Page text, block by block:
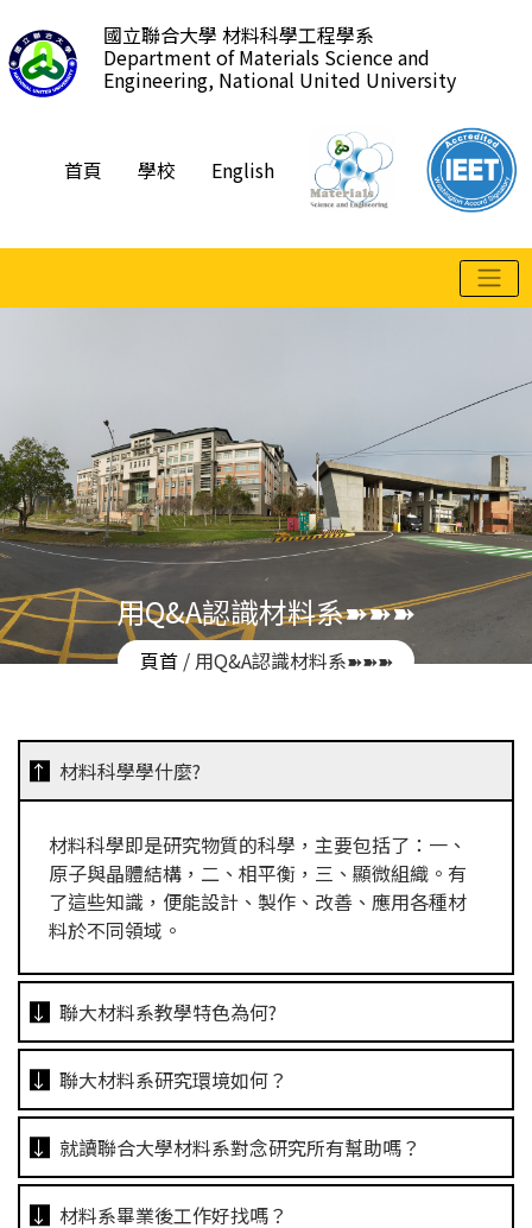
到
主
要
國立聯合大學 材料科學工程學系
Department of Materials Science and
Engineering, National United University
首頁 學校 English
用Q&A認識材料系➽➽➽
頁首/ 用Q&A認識材料系➽➽➽
材料科學學什麼?
材料科學即是研究物質的科學，主要包括了：一、
原子與晶體結構，二、相平衡，三、顯微組織。有
了這些知識，便能設計、製作、改善、應用各種材
料於不同領域。
聯大材料系教學特色為何?
聯大材料系研究環境如何？
就讀聯合大學材料系對念研究所有幫助嗎？
材料系畢業後工作好找嗎？